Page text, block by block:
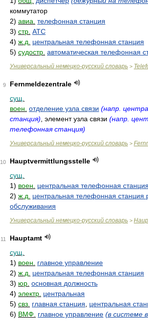
коммутатор
2) авиа. телефонная станция
3) стр. АТС
4) ж.д.
центральная телефонная станция
5) судостр. автоматическая телефонная
Универсальный немецко-русский словарь >
9
Fernmeldezentrale
сущ.
воен. отделение узла связи (напр.
станция) , элемент узла связи (напр.
телефонная станция)
Универсальный немецко-русский словарь >
10
Hauptvermittlungsstelle
сущ.
1) воен.
центральная телефонная станция
2) ж.д.
центральная телефонная станция
обслуживания
Универсальный немецко-русский словарь >
11
Hauptamt
сущ.
1) воен.
главное управление
2) ж.д.
центральная телефонная станция
3) юр. основная должность
4) электр. центральная
5) свз. главная станция
центральная
6) ВМФ. главное управление (в системе